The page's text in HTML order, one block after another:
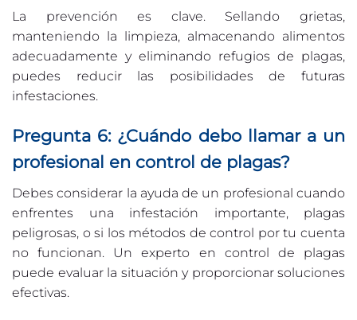
La prevención es clave. Sellando grietas,
manteniendo la limpieza, almacenando alimentos
adecuadamente y eliminando refugios de plagas,
puedes reducir las posibilidades de futuras
infestaciones.
Pregunta 6: ¿Cuándo debo llamar a un
profesional en control de plagas?
Debes considerar la ayuda de un profesional cuando
enfrentes una infestación importante, plagas
peligrosas, o si los métodos de control por tu cuenta
no funcionan. Un experto en control de plagas
puede evaluar la situación y proporcionar soluciones
efectivas.